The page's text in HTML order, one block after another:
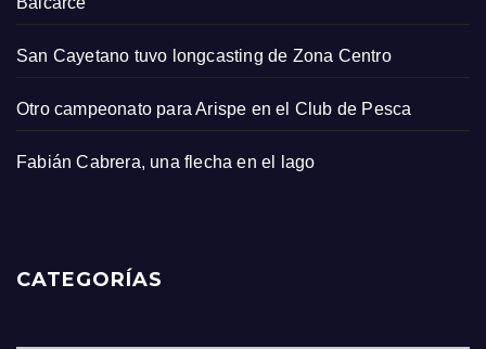
San Cayetano tuvo longcasting de Zona Centro
Otro campeonato para Arispe en el Club de Pesca
Fabián Cabrera, una flecha en el lago
CATEGORÍAS